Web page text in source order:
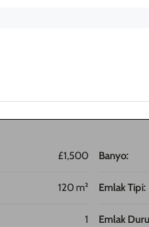
£1,500
120 m²
1
Banyo:
Emlak Tipi:
Emlak